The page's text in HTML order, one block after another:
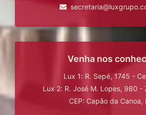
Venha nos
Lux 1: R. Sepé, 1745 -
Lux 2: R. José M. Lopes, 980 -
CEP: Capão da Canoa,